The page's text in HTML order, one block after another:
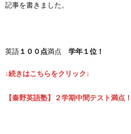
記事を書きました。
英語１００点満点 学年１位！
↓続きはこちらをクリック↓
【秦野英語塾】２学期中間テスト満点！